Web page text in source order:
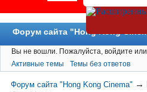
Форум сайта "Hong Kong
Форум
Новости
Вы не вошли. Пожалуйста, войдите
Активные темы
Темы без ответов
Форум сайта "Hong Kong Cinema" →